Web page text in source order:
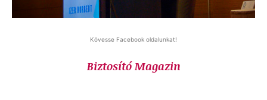
Kövesse Facebook oldalunkat!
Biztosító Magazin